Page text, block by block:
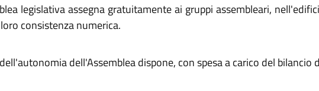
legislativa assegna gratuitamente ai gruppi assembleari,
consistenza numerica.
dell'Assemblea dispone, con spesa a carico del bilancio